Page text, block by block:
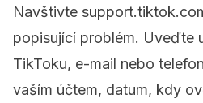
Navštivte
popisující problém. Uveďte
TikToku, e-mail nebo
vaším účtem, datum, kdy